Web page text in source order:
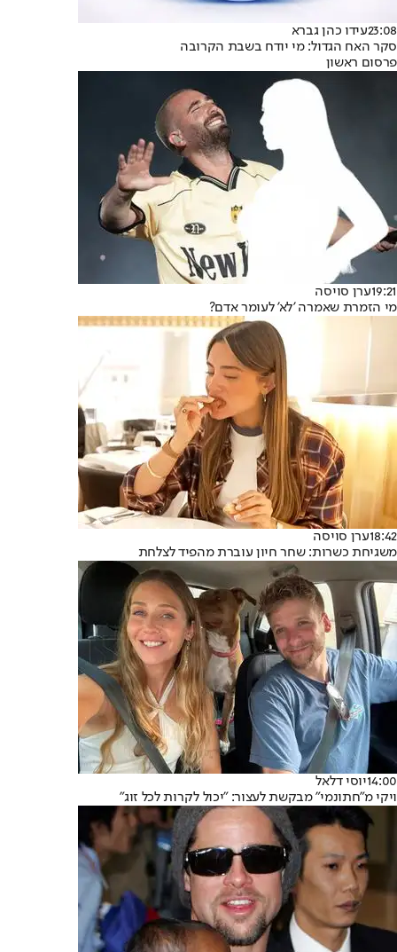
23:08עידו כהן גברא
סקר האח הגדול: מי יודח בשבת הקרובה
פרסום ראשון
19:21ערן סויסה
מי הזמרת שאמרה 'לא' לעומר אדם?
18:42ערן סויסה
משגיחת כשרות: שחר חיון עוברת מהפיד לצלחת
14:00יוסי דלאל
ויקי מ"חתונמי" מבקשת לעצור: "יכול לקרות לכל זוג"